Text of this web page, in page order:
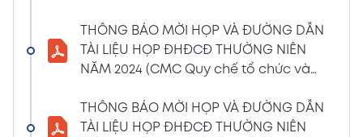
Nghị quyết HĐQT số 02 về việc CMC thông
qua việc chốt ngày đăng ký cuối cùng để
thực hiện quyền nhận lãi Trái Phiếu
NGHỊ QUYẾT SỐ 01/2024/NQ-HĐQT VỀ VIỆC
THÔNG BÁO MỜI HỌP VÀ ĐƯỜNG DẪN
TÀI LIỆU HỌP ĐHĐCĐ THƯỜNG NIÊN
NĂM 2024 (CMC Quy chế tổ chức và
THÔNG BÁO MỜI HỌP VÀ ĐƯỜNG DẪN
TÀI LIỆU HỌP ĐHĐCĐ THƯỜNG NIÊN